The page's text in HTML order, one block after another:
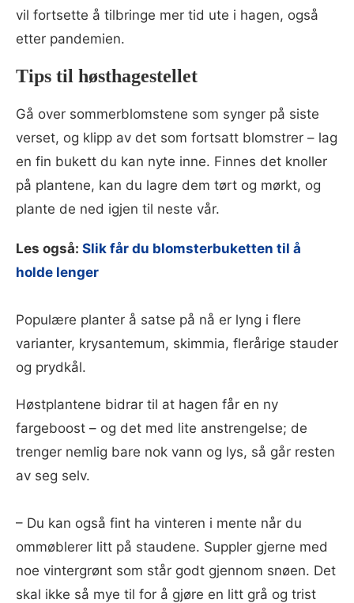
vil fortsette å tilbringe mer tid ute i hagen, også
etter pandemien.
Tips til høsthagestellet
Gå over sommerblomstene som synger på siste
verset, og klipp av det som fortsatt blomstrer – lag
en fin bukett du kan nyte inne. Finnes det knoller
på plantene, kan du lagre dem tørt og mørkt, og
plante de ned igjen til neste vår.
Les også: Slik får du blomsterbuketten til å
holde lenger
Populære planter å satse på nå er lyng i flere
varianter, krysantemum, skimmia, flerårige stauder
og prydkål.
Høstplantene bidrar til at hagen får en ny
fargeboost – og det med lite anstrengelse; de
trenger nemlig bare nok vann og lys, så går resten
av seg selv.
– Du kan også fint ha vinteren i mente når du
ommøblerer litt på staudene. Suppler gjerne med
noe vintergrønt som står godt gjennom snøen. Det
skal ikke så mye til for å gjøre en litt grå og trist